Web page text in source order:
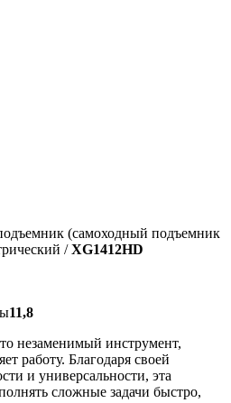
(самоходный подъемник
/XG1412HD
11,8
незаменимый инструмент,
работу. Благодаря своей
и универсальности, эта
сложные задачи быстро,